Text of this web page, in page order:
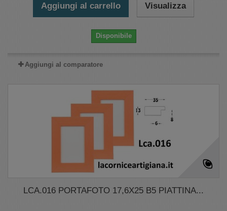
Aggiungi al carrello Visualizza
Disponibile
Aggiungi al comparatore
LCA.016 PORTAFOTO 17,6X25 B5 PIATTINA...